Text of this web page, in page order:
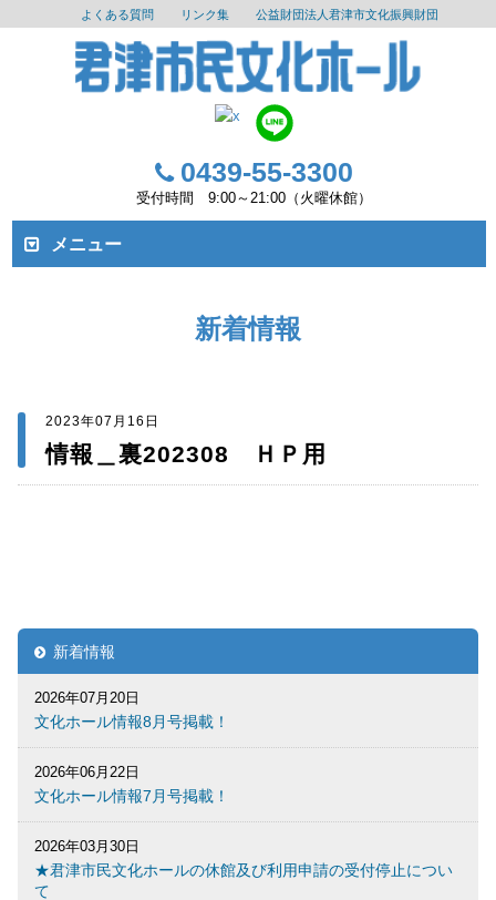
よくある質問 リンク集 公益財団法人君津市文化振興財団
0439-55-3300
受付時間 9:00～21:00（火曜休館）
メニュー
新着情報
2023年07月16日
情報＿裏202308 ＨＰ用
新着情報
2026年07月20日
文化ホール情報8月号掲載！
2026年06月22日
文化ホール情報7月号掲載！
2026年03月30日
★君津市民文化ホールの休館及び利用申請の受付停止につい
て